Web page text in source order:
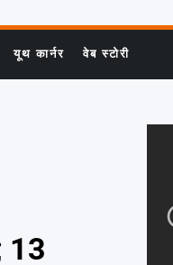
यूथ कार्नर वेब स्टोरी
13